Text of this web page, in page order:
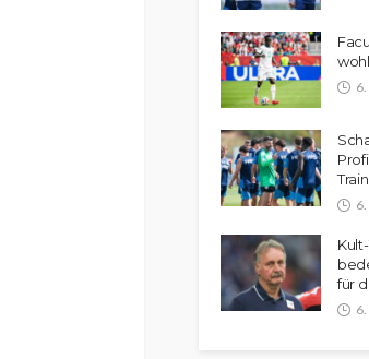
für